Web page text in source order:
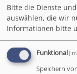
Bitte die Dienste
auswählen, die wir
Informationen bitte
Funktional
Speichern